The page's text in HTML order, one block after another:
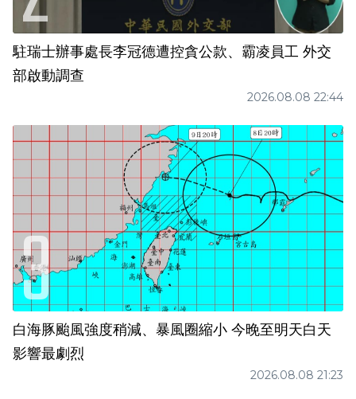
駐瑞士辦事處長李冠德遭控貪公款、霸凌員工 外交
部啟動調查
2026.08.08 22:44
白海豚颱風強度稍減、暴風圈縮小 今晚至明天白天
影響最劇烈
2026.08.08 21:23